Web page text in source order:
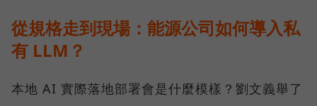
從規格走到現場：能源公司如何導入私
有 LLM？
本地 AI 實際落地部署會是什麼模樣？劉文義舉了